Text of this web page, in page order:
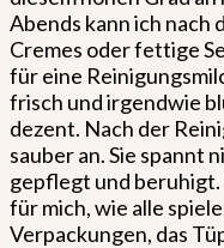
Abends kann ich nach
Cremes oder fettige
für eine
frisch und irgendwie
dezent. Nach der
sauber an. Sie spannt
gepflegt und
für mich, wie alle
Verpackungen, das